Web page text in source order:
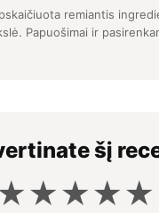
remiantis
Papuošimai ir
šį
★★★★